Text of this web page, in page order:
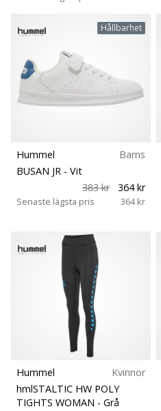
Hållbarhet
Hummel
Barns
BUSAN JR - Vit
383 kr
364 kr
Senaste lägsta pris 364 kr
Hummel
Kvinnor
hmlSTALTIC HW POLY
TIGHTS WOMAN - Grå